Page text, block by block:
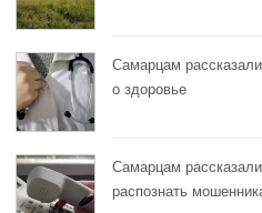
Самарцам
о здоровье
Самарцам
распознать